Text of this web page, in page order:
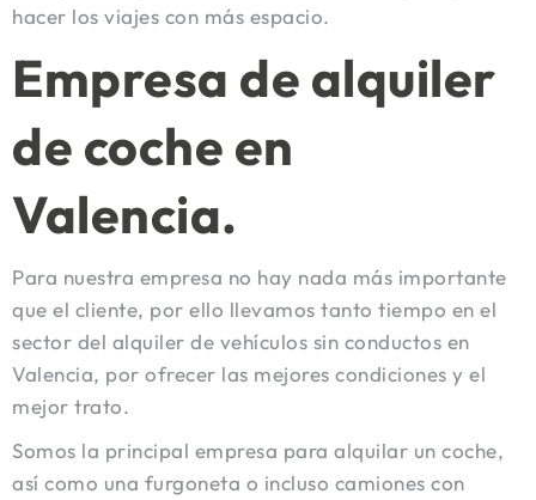
hacer los viajes con más espacio.
Empresa de alquiler
de coche en
Valencia.
Para nuestra empresa no hay nada más importante
que el cliente, por ello llevamos tanto tiempo en el
sector del alquiler de vehículos sin conductos en
Valencia, por ofrecer las mejores condiciones y el
mejor trato.
Somos la principal empresa para alquilar un coche,
así como una furgoneta o incluso camiones con